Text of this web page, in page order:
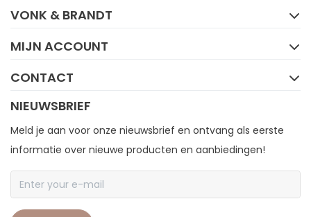
VONK & BRANDT
MIJN ACCOUNT
CONTACT
NIEUWSBRIEF
Meld je aan voor onze nieuwsbrief en ontvang als eerste
informatie over nieuwe producten en aanbiedingen!